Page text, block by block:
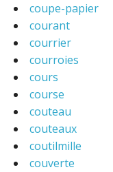
coupe-papier
courant
courrier
courroies
cours
course
couteau
couteaux
coutilmille
couverte